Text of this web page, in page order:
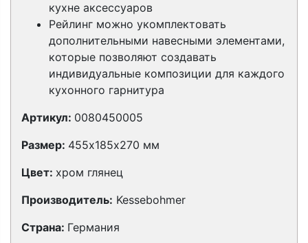
кухне аксессуаров
Рейлинг можно укомплектовать
дополнительными навесными элементами,
которые позволяют создавать
индивидуальные композиции для каждого
кухонного гарнитура
Артикул: 0080450005
Размер: 455х185х270 мм
Цвет: хром глянец
Производитель: Kessebohmer
Страна: Германия